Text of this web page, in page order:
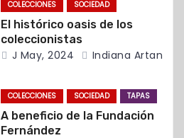
COLECCIONES SOCIEDAD
El histórico oasis de los
coleccionistas
J May, 2024 Indiana Artan
COLECCIONES SOCIEDAD TAPAS
A beneficio de la Fundación
Fernández